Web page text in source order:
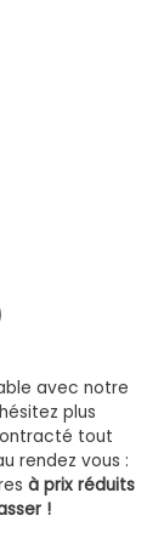
avec notre
plus
tout
rendez vous :
à prix réduits
!